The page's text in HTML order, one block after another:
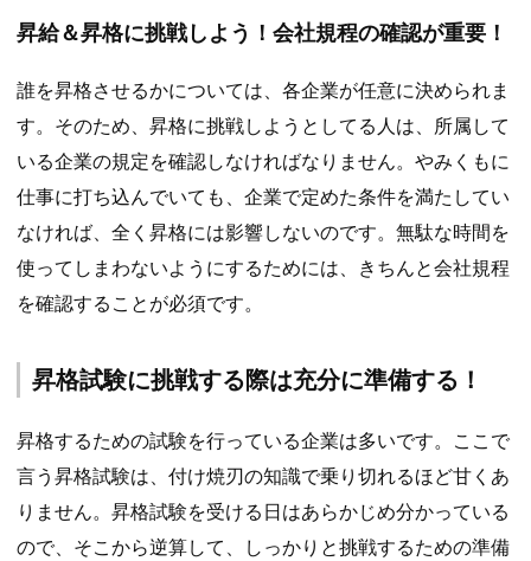
昇給＆昇格に挑戦しよう！会社規程の確認が重要！
誰を昇格させるかについては、各企業が任意に決められま
す。そのため、昇格に挑戦しようとしてる人は、所属して
いる企業の規定を確認しなければなりません。やみくもに
仕事に打ち込んでいても、企業で定めた条件を満たしてい
なければ、全く昇格には影響しないのです。無駄な時間を
使ってしまわないようにするためには、きちんと会社規程
を確認することが必須です。
昇格試験に挑戦する際は充分に準備する！
昇格するための試験を行っている企業は多いです。ここで
言う昇格試験は、付け焼刃の知識で乗り切れるほど甘くあ
りません。昇格試験を受ける日はあらかじめ分かっている
ので、そこから逆算して、しっかりと挑戦するための準備